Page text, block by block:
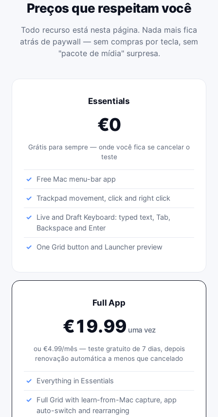
Preços que respeitam você
Todo recurso está nesta página. Nada mais fica
atrás de paywall — sem compras por tecla, sem
"pacote de mídia" surpresa.
Essentials
€0
Grátis para sempre — onde você fica se cancelar o
teste
Free Mac menu-bar app
Trackpad movement, click and right click
Live and Draft Keyboard: typed text, Tab,
Backspace and Enter
One Grid button and Launcher preview
Full App
€19.99 uma vez
ou €4.99/mês — teste gratuito de 7 dias, depois
renovação automática a menos que cancelado
Everything in Essentials
Full Grid with learn-from-Mac capture, app
auto-switch and rearranging